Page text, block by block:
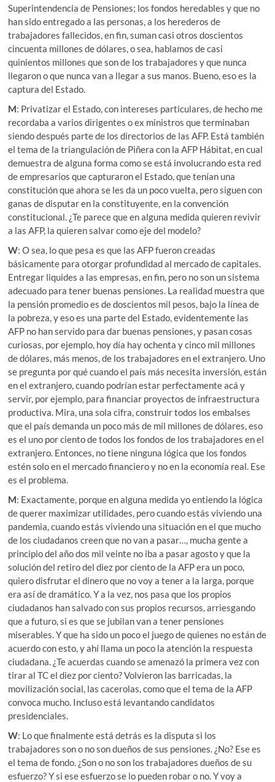
Superintendencia de Pensiones; los fondos heredables y que no
han sido entregado a las personas, a los herederos de
trabajadores fallecidos, en fin, suman casi otros doscientos
cincuenta millones de dólares, o sea, hablamos de casi
quinientos millones que son de los trabajadores y que nunca
llegaron o que nunca van a llegar a sus manos. Bueno, eso es la
captura del Estado.
M: Privatizar el Estado, con intereses particulares, de hecho me
recordaba a varios dirigentes o ex ministros que terminaban
siendo después parte de los directorios de las AFP. Está también
el tema de la triangulación de Piñera con la AFP Hábitat, en cual
demuestra de alguna forma como se está involucrando esta red
de empresarios que capturaron el Estado, que tenían una
constitución que ahora se les da un poco vuelta, pero siguen con
ganas de disputar en la constituyente, en la convención
constitucional. ¿Te parece que en alguna medida quieren revivir
a las AFP, la quieren salvar como eje del modelo?
W: O sea, lo que pesa es que las AFP fueron creadas
básicamente para otorgar profundidad al mercado de capitales.
Entregar liquides a las empresas, en fin, pero no son un sistema
adecuado para tener buenas pensiones. La realidad muestra que
la pensión promedio es de doscientos mil pesos, bajo la línea de
la pobreza, y eso es una parte del Estado, evidentemente las
AFP no han servido para dar buenas pensiones, y pasan cosas
curiosas, por ejemplo, hoy día hay ochenta y cinco mil millones
de dólares, más menos, de los trabajadores en el extranjero. Uno
se pregunta por qué cuando el país más necesita inversión, están
en el extranjero, cuando podrían estar perfectamente acá y
servir, por ejemplo, para financiar proyectos de infraestructura
productiva. Mira, una sola cifra, construir todos los embalses
que el país demanda un poco más de mil millones de dólares, eso
es el uno por ciento de todos los fondos de los trabajadores en el
extranjero. Entonces, no tiene ninguna lógica que los fondos
estén solo en el mercado financiero y no en la economía real. Ese
es el problema.
M: Exactamente, porque en alguna medida yo entiendo la lógica
de querer maximizar utilidades, pero cuando estás viviendo una
pandemia, cuando estás viviendo una situación en el que mucho
de los ciudadanos creen que no van a pasar…, mucha gente a
principio del año dos mil veinte no iba a pasar agosto y que la
solución del retiro del diez por ciento de la AFP era un poco,
quiero disfrutar el dinero que no voy a tener a la larga, porque
era así de dramático. Y a la vez, nos pasa que los propios
ciudadanos han salvado con sus propios recursos, arriesgando
que a futuro, si es que se jubilan van a tener pensiones
miserables. Y que ha sido un poco el juego de quienes no están de
acuerdo con esto, y ahí llama un poco la atención la respuesta
ciudadana. ¿Te acuerdas cuando se amenazó la primera vez con
tirar al TC el diez por ciento? Volvieron las barricadas, la
movilización social, las cacerolas, como que el tema de la AFP
convoca mucho. Incluso está levantando candidatos
presidenciales.
W: Lo que finalmente está detrás es la disputa si los
trabajadores son o no son dueños de sus pensiones. ¿No? Ese es
el tema de fondo. ¿Son o no son los trabajadores dueños de su
esfuerzo? Y si ese esfuerzo se lo pueden robar o no. Y voy a